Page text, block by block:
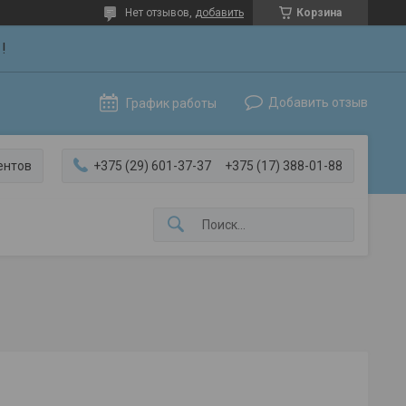
Корзина
Нет отзывов, добавить
График работы Добавить отзыв
+375 (29) 601-37-37 +375 (17) 388-01-88